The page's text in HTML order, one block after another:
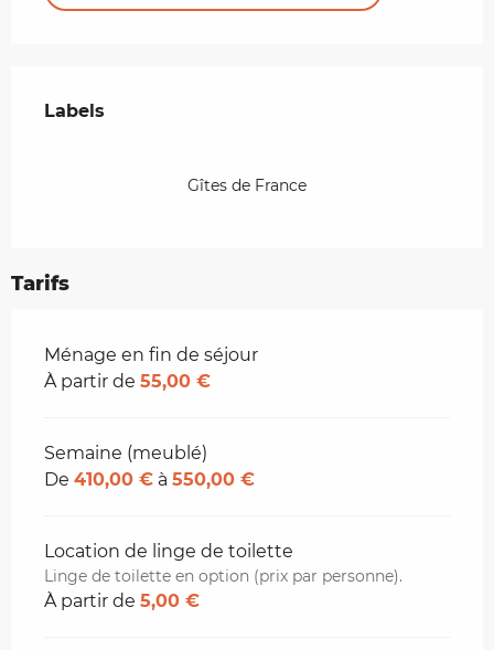
Labels
Labels
Gîtes de France
Tarifs
Tarifs 2026
Ménage en fin de séjour
À partir de 55,00 €
Semaine (meublé)
De 410,00 € à 550,00 €
Location de linge de toilette
Linge de toilette en option (prix par personne).
À partir de 5,00 €